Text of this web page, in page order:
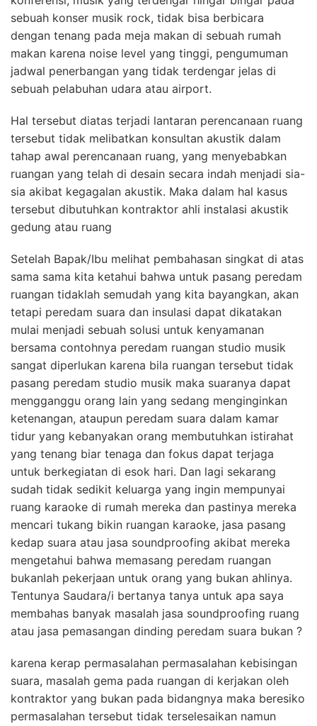
sebuah konser musik rock, tidak bisa berbicara
dengan tenang pada meja makan di sebuah rumah
makan karena noise level yang tinggi, pengumuman
jadwal penerbangan yang tidak terdengar jelas di
sebuah pelabuhan udara atau airport.
Hal tersebut diatas terjadi lantaran perencanaan ruang
tersebut tidak melibatkan konsultan akustik dalam
tahap awal perencanaan ruang, yang menyebabkan
ruangan yang telah di desain secara indah menjadi sia-
sia akibat kegagalan akustik. Maka dalam hal kasus
tersebut dibutuhkan kontraktor ahli instalasi akustik
gedung atau ruang
Setelah Bapak/Ibu melihat pembahasan singkat di atas
sama sama kita ketahui bahwa untuk pasang peredam
ruangan tidaklah semudah yang kita bayangkan, akan
tetapi peredam suara dan insulasi dapat dikatakan
mulai menjadi sebuah solusi untuk kenyamanan
bersama contohnya peredam ruangan studio musik
sangat diperlukan karena bila ruangan tersebut tidak
pasang peredam studio musik maka suaranya dapat
mengganggu orang lain yang sedang menginginkan
ketenangan, ataupun peredam suara dalam kamar
tidur yang kebanyakan orang membutuhkan istirahat
yang tenang biar tenaga dan fokus dapat terjaga
untuk berkegiatan di esok hari. Dan lagi sekarang
sudah tidak sedikit keluarga yang ingin mempunyai
ruang karaoke di rumah mereka dan pastinya mereka
mencari tukang bikin ruangan karaoke, jasa pasang
kedap suara atau jasa soundproofing akibat mereka
mengetahui bahwa memasang peredam ruangan
bukanlah pekerjaan untuk orang yang bukan ahlinya.
Tentunya Saudara/i bertanya tanya untuk apa saya
membahas banyak masalah jasa soundproofing ruang
atau jasa pemasangan dinding peredam suara bukan ?
karena kerap permasalahan permasalahan kebisingan
suara, masalah gema pada ruangan di kerjakan oleh
kontraktor yang bukan pada bidangnya maka beresiko
permasalahan tersebut tidak terselesaikan namun